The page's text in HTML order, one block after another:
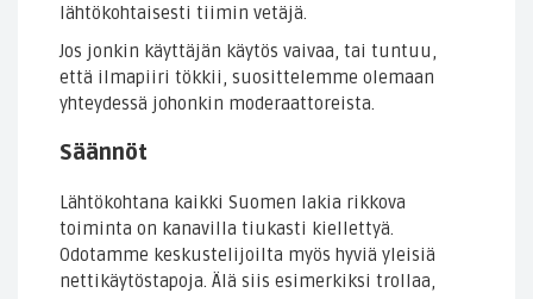
lähtökohtaisesti tiimin vetäjä.
Jos jonkin käyttäjän käytös vaivaa, tai tuntuu,
että ilmapiiri tökkii, suosittelemme olemaan
yhteydessä johonkin moderaattoreista.
Säännöt
Lähtökohtana kaikki Suomen lakia rikkova
toiminta on kanavilla tiukasti kiellettyä.
Odotamme keskustelijoilta myös hyviä yleisiä
nettikäytöstapoja. Älä siis esimerkiksi trollaa,